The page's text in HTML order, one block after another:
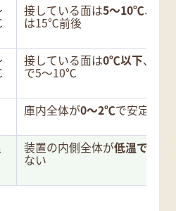
接している面は5〜10℃、離
は15℃前後
接している面は0℃以下、箱
で5〜10℃
庫内全体が0〜2℃で安定
装置の内側全体が低温で安定
ない